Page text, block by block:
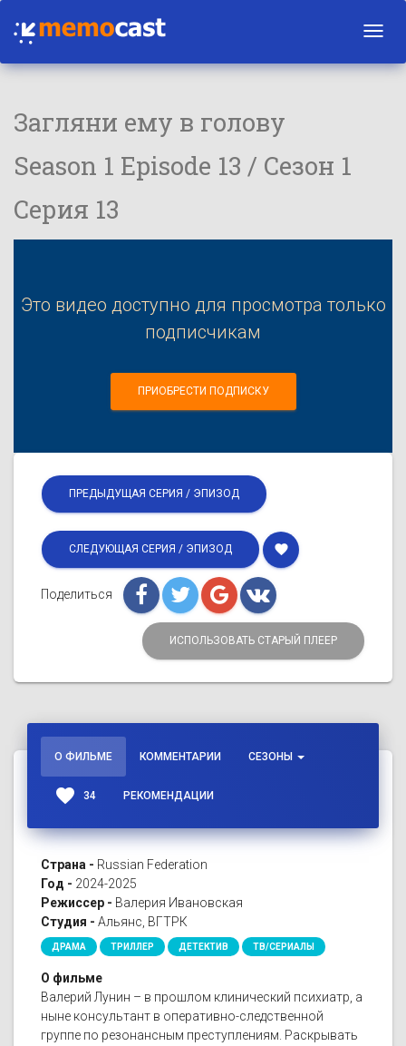
Загляни ему в голову
Season 1 Episode 13 / Сезон 1
Серия 13
Это видео доступно для просмотра только
подписчикам
ПРИОБРЕСТИ ПОДПИСКУ
ПРЕДЫДУЩАЯ СЕРИЯ / ЭПИЗОД
СЛЕДУЮЩАЯ СЕРИЯ / ЭПИЗОД favorite
Поделиться
ИСПОЛЬЗОВАТЬ СТАРЫЙ ПЛЕЕР
О ФИЛЬМЕ КОММЕНТАРИИ СЕЗОНЫ
favorite 34 РЕКОМЕНДАЦИИ
Страна - Russian Federation
Год - 2024-2025
Режиссер - Валерия Ивановская
Студия - Альянс, ВГТРК
ДРАМА ТРИЛЛЕР ДЕТЕКТИВ ТВ/СЕРИАЛЫ
О фильме
Валерий Лунин – в прошлом клинический психиатр, а
ныне консультант в оперативно-следственной
группе по резонансным преступлениям. Раскрывать